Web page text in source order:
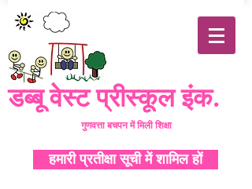
डब्बू वेस्ट प्रीस्कूल इंक.
गुणवत्ताबचपन में मिली शिक्षा
हमारी प्रतीक्षा सूची में शामिल हों